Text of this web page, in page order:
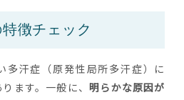
徴チェック
多汗症（原発性局所多汗症）に
ます。一般に、明らかな原因が